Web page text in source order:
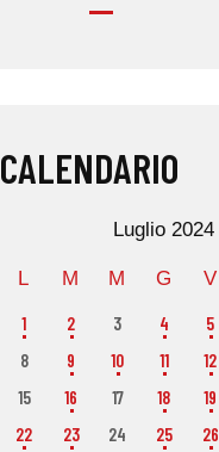
CALENDARIO
Luglio 2024
L M M G V
1 2 3 4 5
8
9 10 11 12
15
16 17 18 19
22
23 24 25 26